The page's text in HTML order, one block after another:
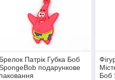
Брелок Патрік Губка Боб
подарункове
паковання
Боб